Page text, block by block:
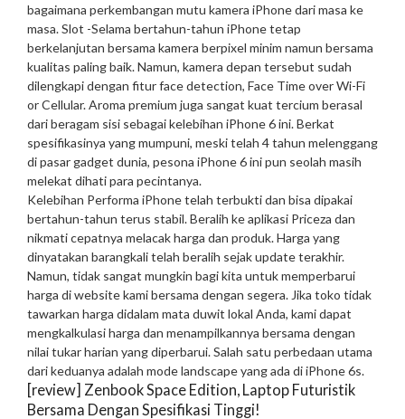
bagaimana perkembangan mutu kamera iPhone dari masa ke
masa. Slot -Selama bertahun-tahun iPhone tetap
berkelanjutan bersama kamera berpixel minim namun bersama
kualitas paling baik. Namun, kamera depan tersebut sudah
dilengkapi dengan fitur face detection, Face Time over Wi-Fi
or Cellular. Aroma premium juga sangat kuat tercium berasal
dari beragam sisi sebagai kelebihan iPhone 6 ini. Berkat
spesifikasinya yang mumpuni, meski telah 4 tahun melenggang
di pasar gadget dunia, pesona iPhone 6 ini pun seolah masih
melekat dihati para pecintanya.
Kelebihan Performa iPhone telah terbukti dan bisa dipakai
bertahun-tahun terus stabil. Beralih ke aplikasi Priceza dan
nikmati cepatnya melacak harga dan produk. Harga yang
dinyatakan barangkali telah beralih sejak update terakhir.
Namun, tidak sangat mungkin bagi kita untuk memperbarui
harga di website kami bersama dengan segera. Jika toko tidak
tawarkan harga didalam mata duwit lokal Anda, kami dapat
mengkalkulasi harga dan menampilkannya bersama dengan
nilai tukar harian yang diperbarui. Salah satu perbedaan utama
dari keduanya adalah mode landscape yang ada di iPhone 6s.
[review] Zenbook Space Edition, Laptop Futuristik
Bersama Dengan Spesifikasi Tinggi!